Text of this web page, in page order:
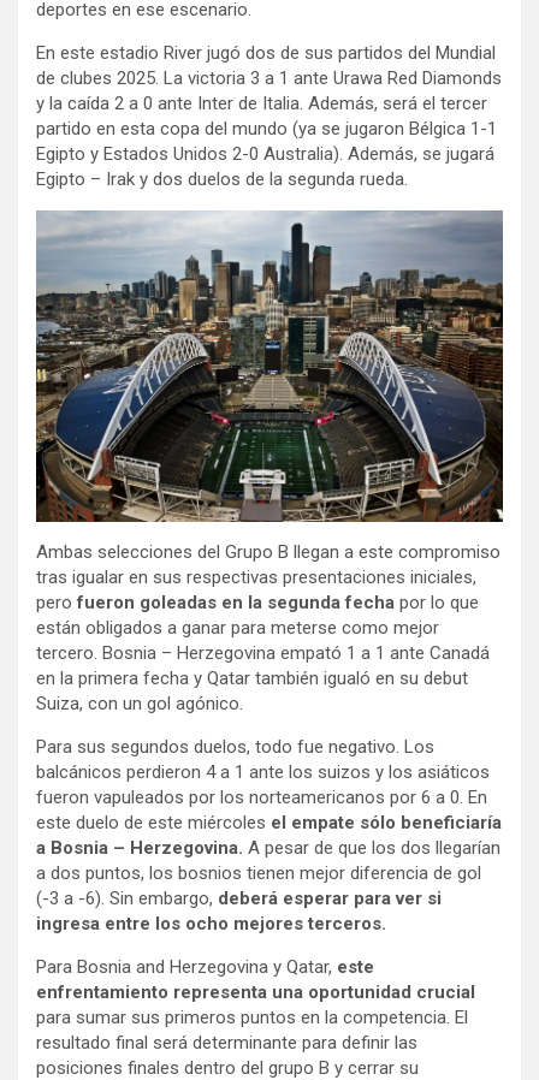
deportes en ese escenario.
En este estadio River jugó dos de sus partidos del Mundial
de clubes 2025. La victoria 3 a 1 ante Urawa Red Diamonds
y la caída 2 a 0 ante Inter de Italia. Además, será el tercer
partido en esta copa del mundo (ya se jugaron Bélgica 1-1
Egipto y Estados Unidos 2-0 Australia). Además, se jugará
Egipto – Irak y dos duelos de la segunda rueda.
Ambas selecciones del Grupo B llegan a este compromiso
tras igualar en sus respectivas presentaciones iniciales,
perofueron goleadas en la segunda fecha por lo que
están obligados a ganar para meterse como mejor
tercero. Bosnia – Herzegovina empató 1 a 1 ante Canadá
en la primera fecha y Qatar también igualó en su debut
Suiza, con un gol agónico.
Para sus segundos duelos, todo fue negativo. Los
balcánicos perdieron 4 a 1 ante los suizos y los asiáticos
fueron vapuleados por los norteamericanos por 6 a 0. En
este duelo de este miércoles el empate sólo beneficiaría
a Bosnia – Herzegovina. A pesar de que los dos llegarían
a dos puntos, los bosnios tienen mejor diferencia de gol
(-3 a -6). Sin embargo, deberá esperar para ver si
ingresa entre los ocho mejores terceros.
Para Bosnia and Herzegovina y Qatar, este
enfrentamiento representa una oportunidad crucial
para sumar sus primeros puntos en la competencia. El
resultado final será determinante para definir las
posiciones finales dentro del grupo B y cerrar su